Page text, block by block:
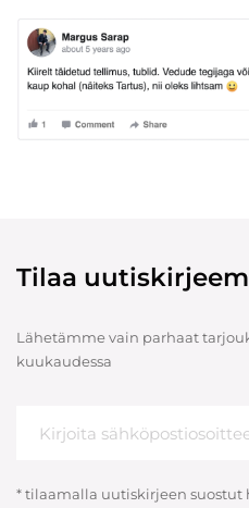
Tilaa
Lähetämme vain parhaat
kuukaudessa
* tilaamalla uutiskirjeen